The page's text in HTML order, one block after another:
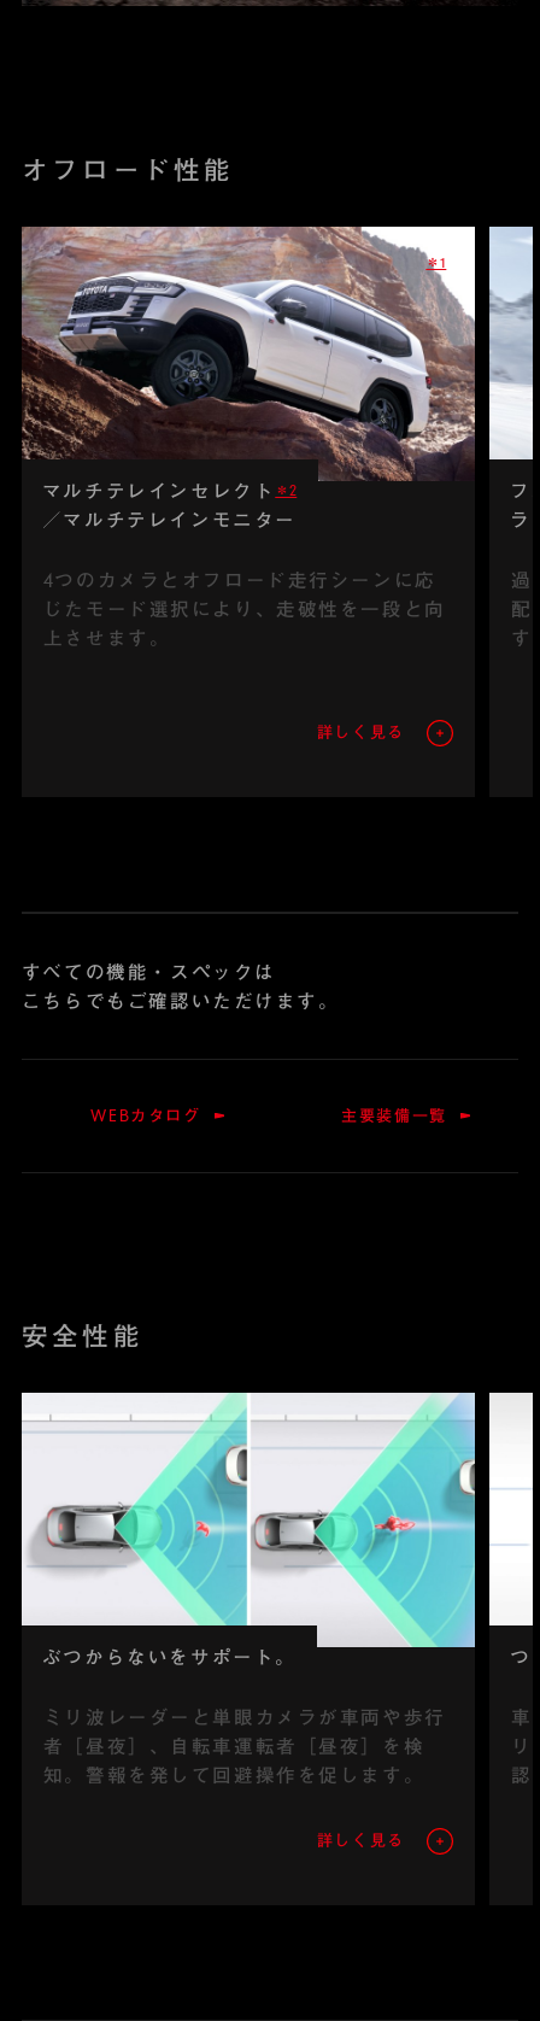
オフロード性能
＊1
マルチテレインセレクト＊2
／マルチテレインモニター
4つのカメラとオフロード走行シーンに応
じたモード選択により、走破性を一段と向
上させます。
詳しく見る
フ
ラ
過
配
す
すべての機能・スペックは
こちらでもご確認いただけます。
WEBカタログ 主要装備一覧
安全性能
ぶつからないをサポート。
ミリ波レーダーと単眼カメラが車両や歩行
者［昼夜］、自転車運転者［昼夜］を検
知。警報を発して回避操作を促します。
詳しく見る
つ
車
認